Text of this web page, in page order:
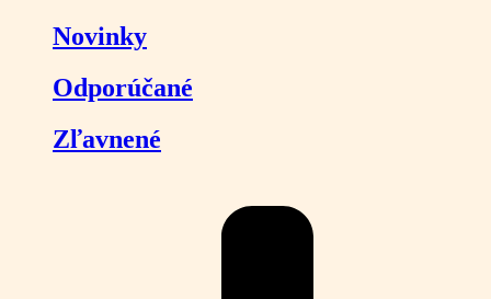
Novinky
Odporúčané
Zľavnené